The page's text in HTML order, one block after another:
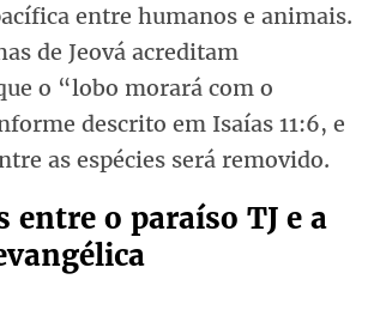
entre humanos e animais.
de Jeová acreditam
o “lobo morará com o
descrito em Isaías 11:6, e
as espécies será removido.
entre o paraíso TJ e a